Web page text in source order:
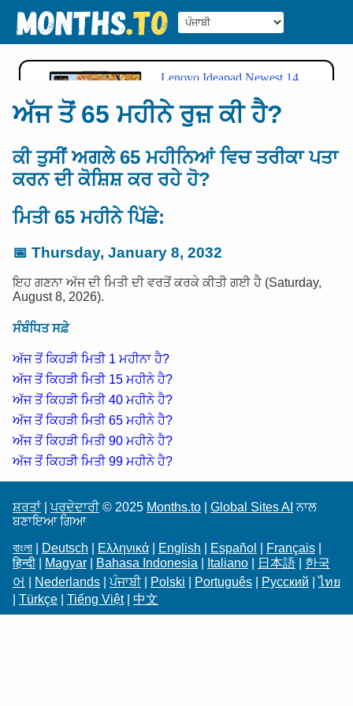
ਅੱਜ ਤੋਂ 65 ਮਹੀਨੇ ਰੁਜ਼ ਕੀ ਹੈ?
ਕੀ ਤੁਸੀਂ ਅਗਲੇ 65 ਮਹੀਨਿਆਂ ਵਿਚ ਤਰੀਕਾ ਪਤਾ
ਕਰਨ ਦੀ ਕੋਸ਼ਿਸ਼ ਕਰ ਰਹੇ ਹੋ?
ਮਿਤੀ 65 ਮਹੀਨੇ ਪਿੱਛੇ:
📅 Thursday, January 8, 2032
ਇਹ ਗਣਨਾ ਅੱਜ ਦੀ ਮਿਤੀ ਦੀ ਵਰਤੋਂ ਕਰਕੇ ਕੀਤੀ ਗਈ ਹੈ (Saturday,
August 8, 2026).
ਸੰਬੰਧਿਤ ਸਫ਼ੇ
ਅੱਜ ਤੋਂ ਕਿਹੜੀ ਮਿਤੀ 1 ਮਹੀਨਾ ਹੈ?
ਅੱਜ ਤੋਂ ਕਿਹੜੀ ਮਿਤੀ 15 ਮਹੀਨੇ ਹੈ?
ਅੱਜ ਤੋਂ ਕਿਹੜੀ ਮਿਤੀ 40 ਮਹੀਨੇ ਹੈ?
ਅੱਜ ਤੋਂ ਕਿਹੜੀ ਮਿਤੀ 65 ਮਹੀਨੇ ਹੈ?
ਅੱਜ ਤੋਂ ਕਿਹੜੀ ਮਿਤੀ 90 ਮਹੀਨੇ ਹੈ?
ਅੱਜ ਤੋਂ ਕਿਹੜੀ ਮਿਤੀ 99 ਮਹੀਨੇ ਹੈ?
ਸ਼ਰਤਾਂ |ਪਰਦੇਦਾਰੀ© 2025 Months.to Global Sites AI ਨਾਲ
ਬਣਾਇਆ ਗਿਆ
বাংলা
Deutsch Ελληνικά English Español Français
हिन्दी
Magyar Bahasa Indonesia Italiano 日本語
한국
어
Nederlands |ਪੰਜਾਬੀ| Polski Português Русский |ไทย
Türkçe Tiếng Việt| 中文